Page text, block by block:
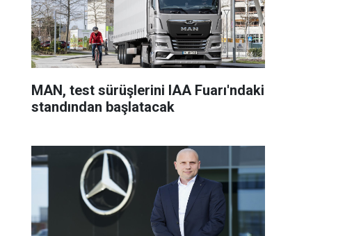
MAN, test sürüşlerini IAA Fuarı'ndaki
standından başlatacak